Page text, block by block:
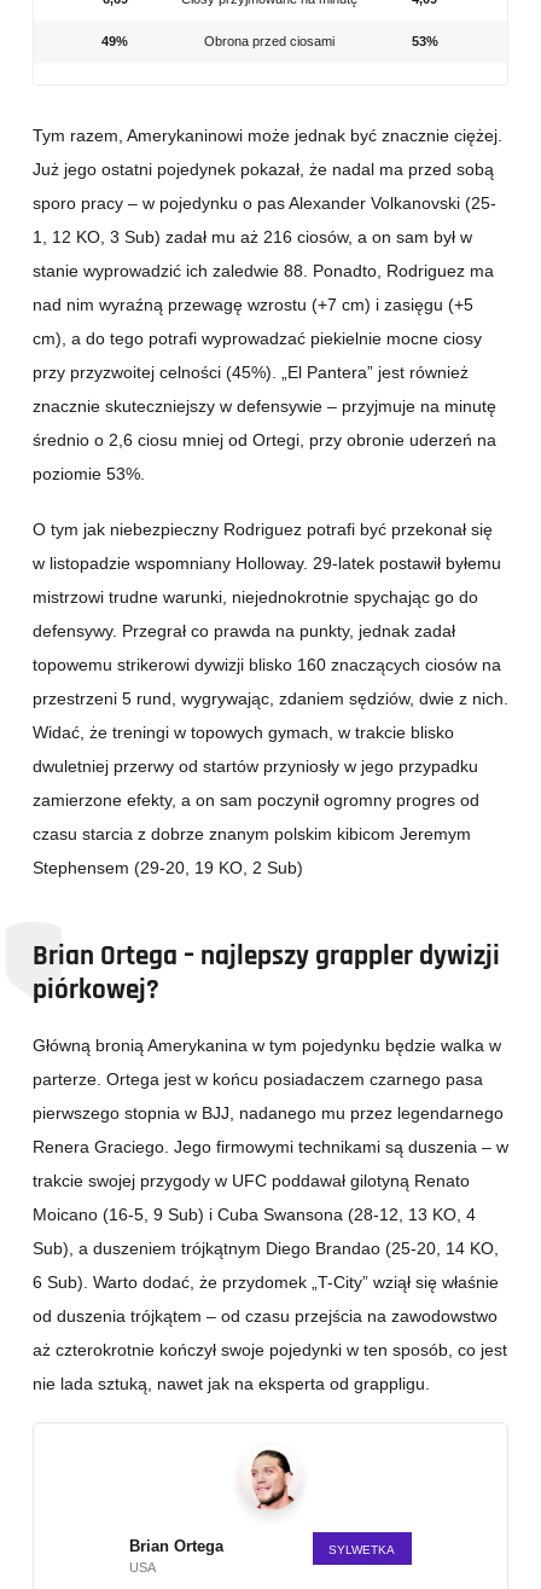
49% Obrona przed ciosami 53%
Tym razem, Amerykaninowi może jednak być znacznie ciężej.
Już jego ostatni pojedynek pokazał, że nadal ma przed sobą
sporo pracy – w pojedynku o pas Alexander Volkanovski (25-
1, 12 KO, 3 Sub) zadał mu aż 216 ciosów, a on sam był w
stanie wyprowadzić ich zaledwie 88. Ponadto, Rodriguez ma
nad nim wyraźną przewagę wzrostu (+7 cm) i zasięgu (+5
cm), a do tego potrafi wyprowadzać piekielnie mocne ciosy
przy przyzwoitej celności (45%). „El Pantera” jest również
znacznie skuteczniejszy w defensywie – przyjmuje na minutę
średnio o 2,6 ciosu mniej od Ortegi, przy obronie uderzeń na
poziomie 53%.
O tym jak niebezpieczny Rodriguez potrafi być przekonał się
w listopadzie wspomniany Holloway. 29-latek postawił byłemu
mistrzowi trudne warunki, niejednokrotnie spychając go do
defensywy. Przegrał co prawda na punkty, jednak zadał
topowemu strikerowi dywizji blisko 160 znaczących ciosów na
przestrzeni 5 rund, wygrywając, zdaniem sędziów, dwie z nich.
Widać, że treningi w topowych gymach, w trakcie blisko
dwuletniej przerwy od startów przyniosły w jego przypadku
zamierzone efekty, a on sam poczynił ogromny progres od
czasu starcia z dobrze znanym polskim kibicom Jeremym
Stephensem (29-20, 19 KO, 2 Sub)
Brian Ortega – najlepszy grappler dywizji
piórkowej?
Główną bronią Amerykanina w tym pojedynku będzie walka w
parterze. Ortega jest w końcu posiadaczem czarnego pasa
pierwszego stopnia w BJJ, nadanego mu przez legendarnego
Renera Graciego. Jego firmowymi technikami są duszenia – w
trakcie swojej przygody w UFC poddawał gilotyną Renato
Moicano (16-5, 9 Sub) i Cuba Swansona (28-12, 13 KO, 4
Sub), a duszeniem trójkątnym Diego Brandao (25-20, 14 KO,
6 Sub). Warto dodać, że przydomek „T-City” wziął się właśnie
od duszenia trójkątem – od czasu przejścia na zawodowstwo
aż czterokrotnie kończył swoje pojedynki w ten sposób, co jest
nie lada sztuką, nawet jak na eksperta od grappligu.
Brian Ortega
USA
SYLWETKA